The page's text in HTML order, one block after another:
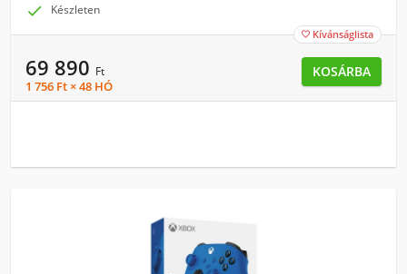
 Készleten
 Kívánságlista
69 890 Ft
1 756 Ft × 48 HÓ
KOSÁRBA